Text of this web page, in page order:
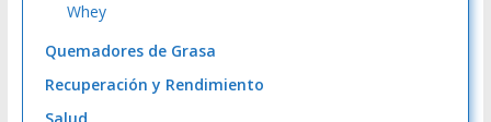
Whey
Quemadores de Grasa
Recuperación y Rendimiento